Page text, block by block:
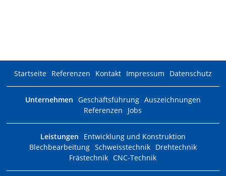
Startseite Referenzen Kontakt Impressum Datenschutz
Unternehmen Geschäftsführung Auszeichnungen
Referenzen
Jobs
Leistungen
Entwicklung und Konstruktion
Blechbearbeitung Schweisstechnik Drehtechnik
Frästechnik CNC-Technik